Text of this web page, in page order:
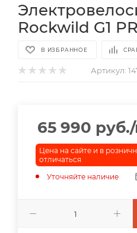
Rockwild G1
В ИЗБРАННОЕ
Артикул:
65 990 руб.
Цена на сайте и в
отличаться
Уточняйте наличие